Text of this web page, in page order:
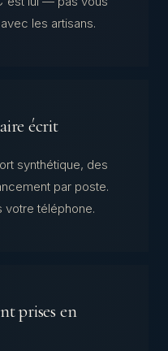
les artisans.
écrit
synthétique, des
par poste.
votre téléphone.
prises en